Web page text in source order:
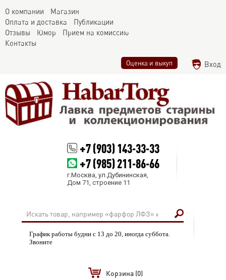
О компании
Магазин
Оплата и доставка
Публикации
Отзывы
Юмор
Прием на комиссию
Контакты
Оценка и выкуп Вход
+7 (903) 143-33-33
+7 (985) 211-86-66
г.Москва, ул.Дубининская,
Дом 71, строение 11
График работы будни с 13 до 20, иногда суббота.
Звоните
Корзина (0)